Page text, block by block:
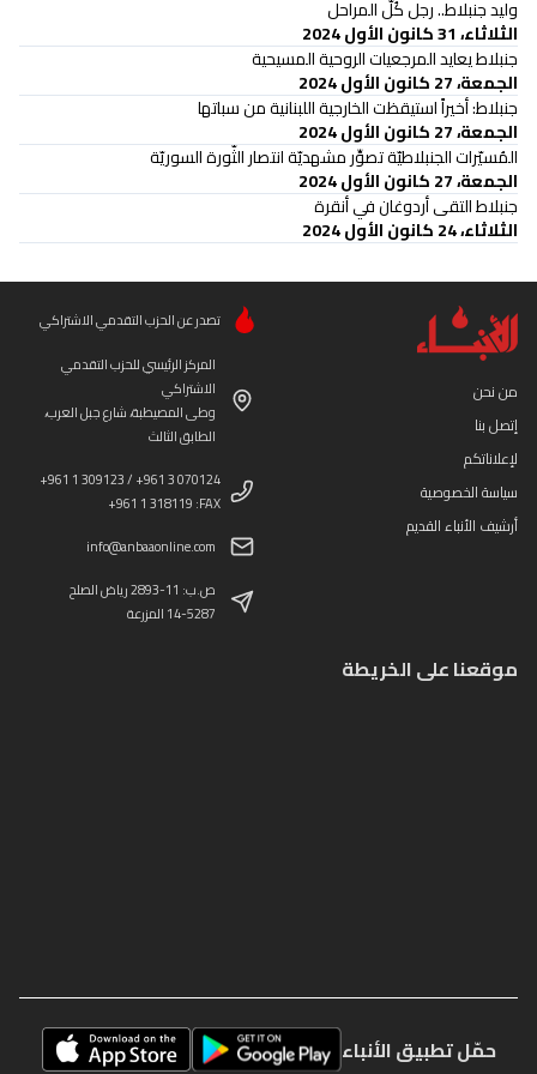
وليد جنبلاط.. رجل كُلّ المراحل
الثلاثاء، 31 كانون الأول 2024
جنبلاط يعايد المرجعيات الروحية المسيحية
الجمعة، 27 كانون الأول 2024
جنبلاط: أخيراً استيقظت الخارجية اللبنانية من سباتها
الجمعة، 27 كانون الأول 2024
المُسيّرات الجنبلاطيّة تصوِّر مشهديّة انتصار الثّورة السوريّة
الجمعة، 27 كانون الأول 2024
جنبلاط التقى أردوغان في أنقرة
الثلاثاء، 24 كانون الأول 2024
من نحن
إتصل بنا
لإعلاناتكم
سياسة الخصوصية
أرشيف الأنباء القديم
تصدر عن الحزب التقدمي الاشتراكي
المركز الرئيسي للحزب التقدمي
الاشتراكي
وطى المصيطبة، شارع جبل العرب،
الطابق الثالث
+961 1 309123 / +961 3 070124
+961 1 318119 :FAX
info@anbaaonline.com
ص.ب: 11-2893 رياض الصلح
14-5287 المزرعة
موقعنا على الخريطة
حمّل تطبيق الأنباء